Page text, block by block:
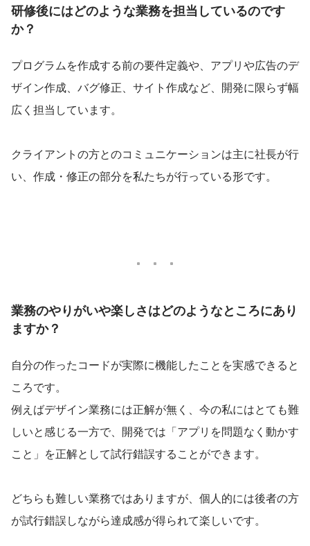
研修後にはどのような業務を担当しているのです
か？
プログラムを作成する前の要件定義や、アプリや広告のデ
ザイン作成、バグ修正、サイト作成など、開発に限らず幅
広く担当しています。
クライアントの方とのコミュニケーションは主に社長が行
い、作成・修正の部分を私たちが行っている形です。
業務のやりがいや楽しさはどのようなところにあり
ますか？
自分の作ったコードが実際に機能したことを実感できると
ころです。
例えばデザイン業務には正解が無く、今の私にはとても難
しいと感じる一方で、開発では「アプリを問題なく動かす
こと」を正解として試行錯誤することができます。
どちらも難しい業務ではありますが、個人的には後者の方
が試行錯誤しながら達成感が得られて楽しいです。